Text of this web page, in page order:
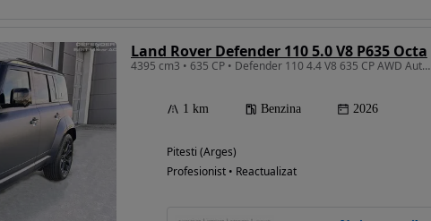
Eligibil pentru
finantare
Land Rover Defender 110 5.0 V8 P635 Octa
4395 cm3 • 635 CP • Defender 110 4.4 V8 635 CP AWD Auto MHEV OCTA
1 km Benzina 2026
Pitesti (Arges)
Profesionist • Reactualizat